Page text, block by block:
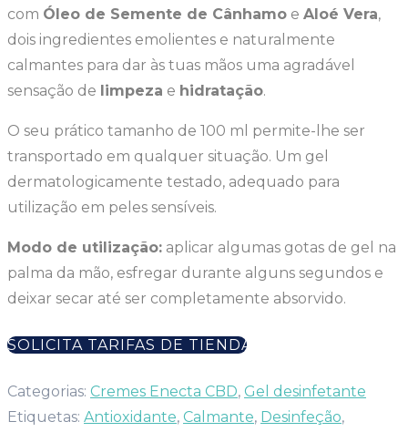
com Óleo de Semente de Cânhamo e Aloé Vera,
dois ingredientes emolientes e naturalmente
calmantes para dar às tuas mãos uma agradável
sensação de limpeza e hidratação.
O seu prático tamanho de 100 ml permite-lhe ser
transportado em qualquer situação. Um gel
dermatologicamente testado, adequado para
utilização em peles sensíveis.
Modo de utilização: aplicar algumas gotas de gel na
palma da mão, esfregar durante alguns segundos e
deixar secar até ser completamente absorvido.
SOLICITA TARIFAS DE TIENDA
Categorias: Cremes Enecta CBD, Gel desinfetante
Etiquetas: Antioxidante, Calmante, Desinfeção,